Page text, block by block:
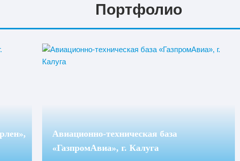
Портфолио
Авиационно-техническая база
«ГазпромАвиа», г. Калуга